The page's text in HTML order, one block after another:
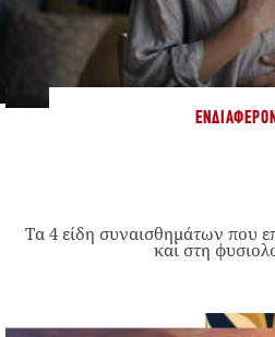
Τα 4 είδη συναισθημάτων που
και στη